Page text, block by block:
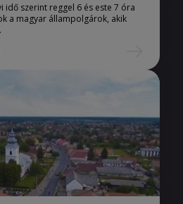
idő szerint reggel 6 és este 7 óra
a magyar állampolgárok, akik